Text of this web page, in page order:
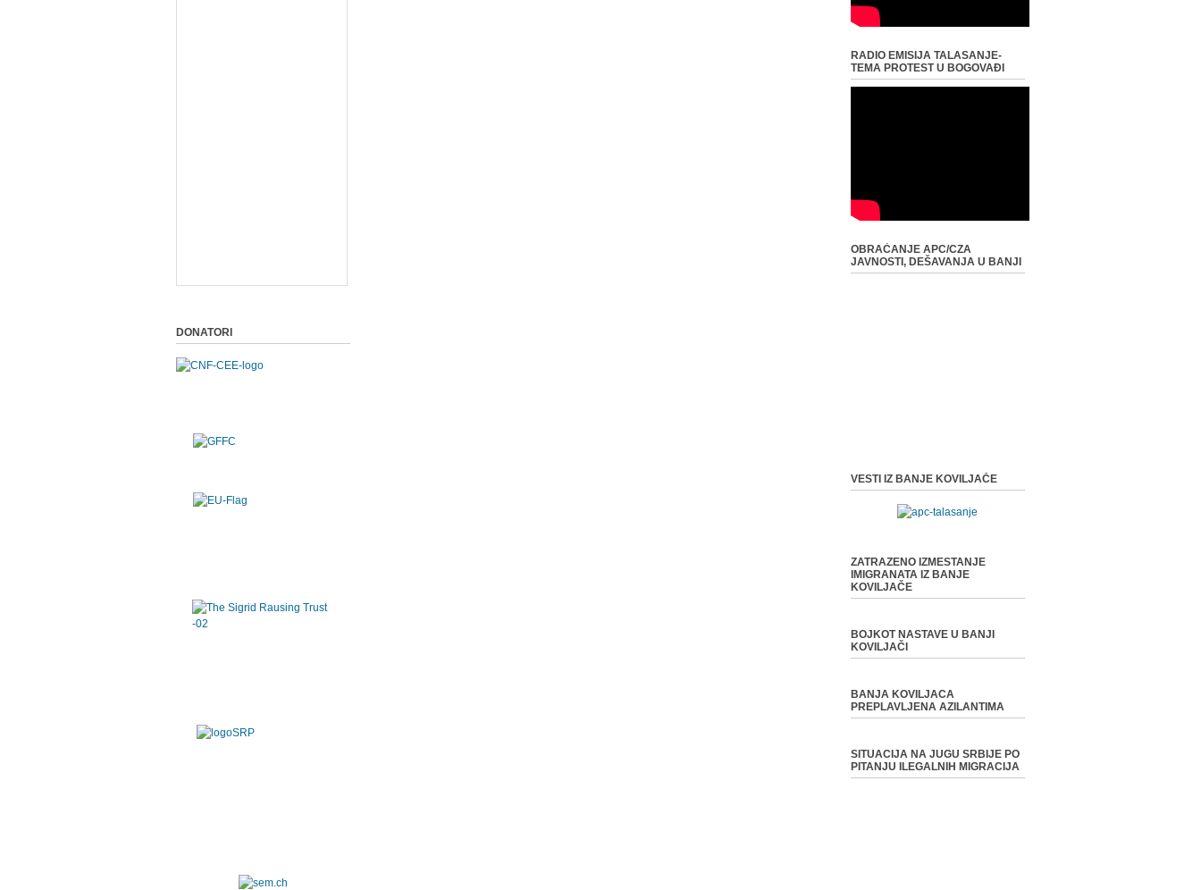
DONATORI
RADIO EMISIJA TALASANJE-
TEMA PROTEST U BOGOVAĐI
OBRAĆANJE APC/CZA
JAVNOSTI, DEŠAVANJA U BANJI
VESTI IZ BANJE KOVILJAČE
ZATRAZENO IZMESTANJE
IMIGRANATA IZ BANJE
KOVILJAČE
BOJKOT NASTAVE U BANJI
KOVILJAČI
BANJA KOVILJACA
PREPLAVLJENA AZILANTIMA
SITUACIJA NA JUGU SRBIJE PO
PITANJU ILEGALNIH MIGRACIJA